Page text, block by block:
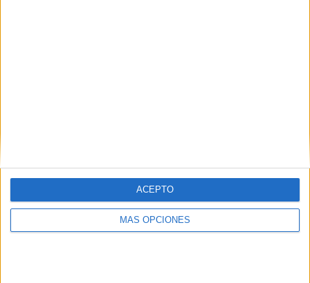
MÁS OPCIONES
ACEPTO